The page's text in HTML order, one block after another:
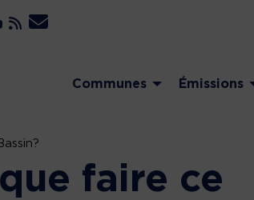
Communes Émissions
faire ce